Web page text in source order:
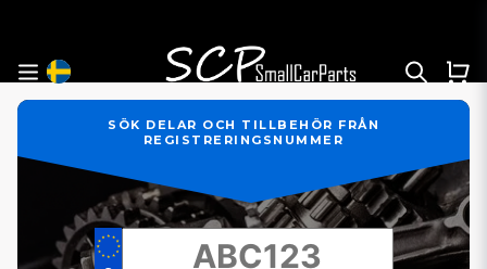
SÖK DELAR OCH TILLBEHÖR FRÅN
REGISTRERINGSNUMMER